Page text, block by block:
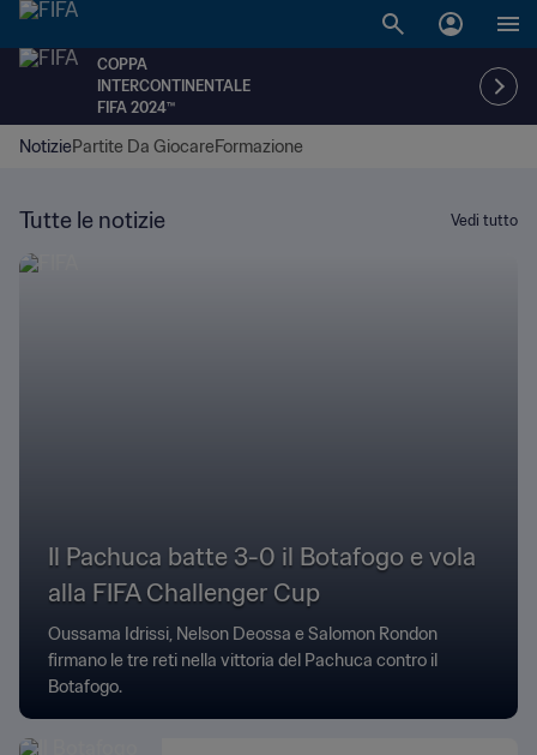
COPPA
INTERCONTINENTALE
FIFA 2024™
NotiziePartite Da GiocareFormazione
Tutte le notizie Vedi tutto
Il Pachuca batte 3-0 il Botafogo e vola
alla FIFA Challenger Cup
Oussama Idrissi, Nelson Deossa e Salomon Rondon
firmano le tre reti nella vittoria del Pachuca contro il
Botafogo.